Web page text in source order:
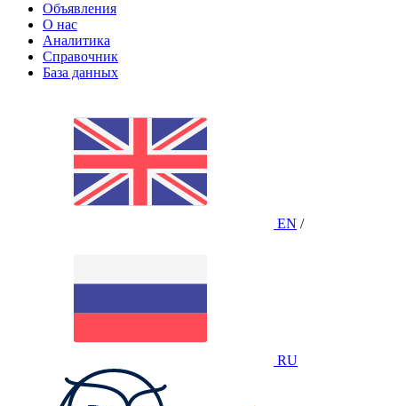
Объявления
О нас
Аналитика
Справочник
База данных
EN /
RU